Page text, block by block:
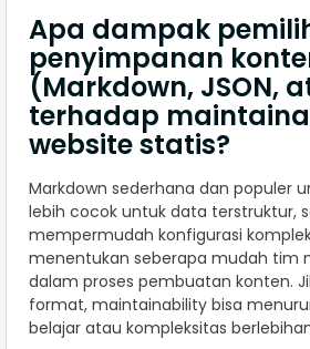
Apa dampak
penyimpanan
(Markdown, JSON,
terhadap
website statis?
Markdown sederhana dan populer
lebih cocok untuk data terstruktur,
mempermudah konfigurasi
menentukan seberapa mudah tim
dalam proses pembuatan konten.
format, maintainability bisa
belajar atau kompleksitas